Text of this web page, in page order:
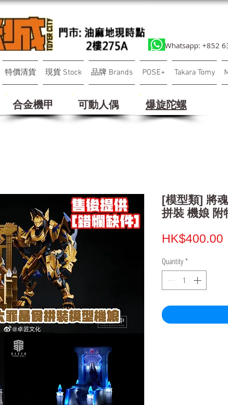
Whatsapp: +852
特價清貨 現貨 Stock 品牌 Brands POSE+ Takara Tomy
合金機甲 可動人偶 ​爆旋陀螺
[模型類] 將
拼裝 機娘 附
HK$400.00
Quantity *